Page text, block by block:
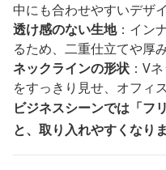
中にも合わせやすいデザ
透け感のない生地：イン
るため、二重仕立てや厚
ネックラインの形状 ：V
をすっきり見せ、オフィ
ビジネスシーンでは「フ
と、取り入れやすくなりま